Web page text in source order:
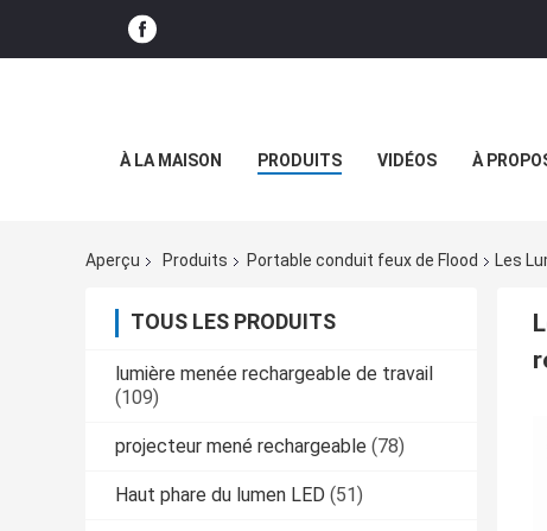
À LA MAISON PRODUITS VIDÉOS À
Aperçu Produits Portable conduit feux de Flood Les
TOUS LES PRODUITS
lumière menée rechargeable de travail
(109)
projecteur mené rechargeable (78)
Haut phare du lumen LED (51)